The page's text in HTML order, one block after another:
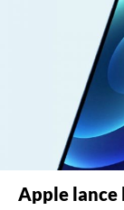
Apple lance